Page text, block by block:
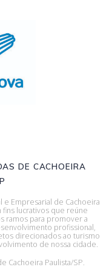
DE CACHOEIRA
e Empresarial de Cachoeira
fins lucrativos que reúne
ramos para promover a
profissional,
direcionados ao turismo
de nossa cidade.
Cachoeira Paulista/SP.